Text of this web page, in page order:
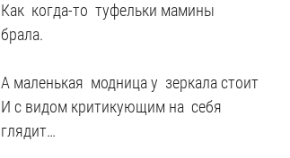
Как когда-то туфельки мамины
брала.
А маленькая модница у зеркала стоит
И с видом критикующим на себя
глядит…